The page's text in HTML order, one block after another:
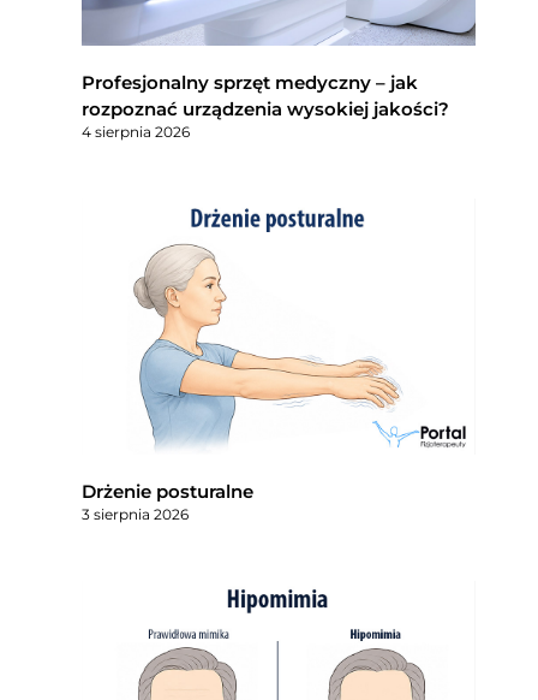
Profesjonalny sprzęt medyczny – jak
rozpoznać urządzenia wysokiej jakości?
4 sierpnia 2026
Drżenie posturalne
3 sierpnia 2026